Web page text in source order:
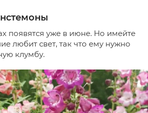
появятся уже в июне. Но имейте
любит свет, так что ему нужно
клумбу.